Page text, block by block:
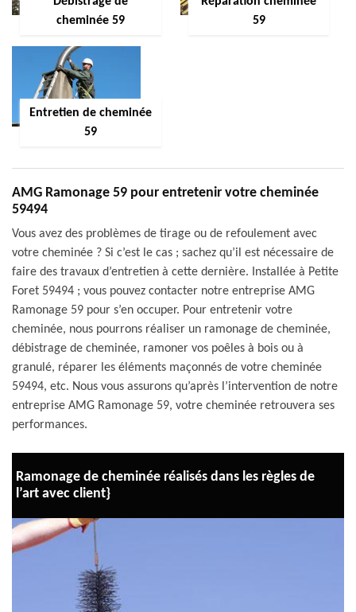
cheminée 59
59
Entretien de cheminée
59
AMG Ramonage 59 pour entretenir votre cheminée
59494
Vous avez des problèmes de tirage ou de refoulement avec
votre cheminée ? Si c’est le cas ; sachez qu’il est nécessaire de
faire des travaux d’entretien à cette dernière. Installée à Petite
Foret 59494 ; vous pouvez contacter notre entreprise AMG
Ramonage 59 pour s’en occuper. Pour entretenir votre
cheminée, nous pourrons réaliser un ramonage de cheminée,
débistrage de cheminée, ramoner vos poêles à bois ou à
granulé, réparer les éléments maçonnés de votre cheminée
59494, etc. Nous vous assurons qu’après l’intervention de notre
entreprise AMG Ramonage 59, votre cheminée retrouvera ses
performances.
Ramonage de cheminée réalisés dans les règles de
l’art avec client}